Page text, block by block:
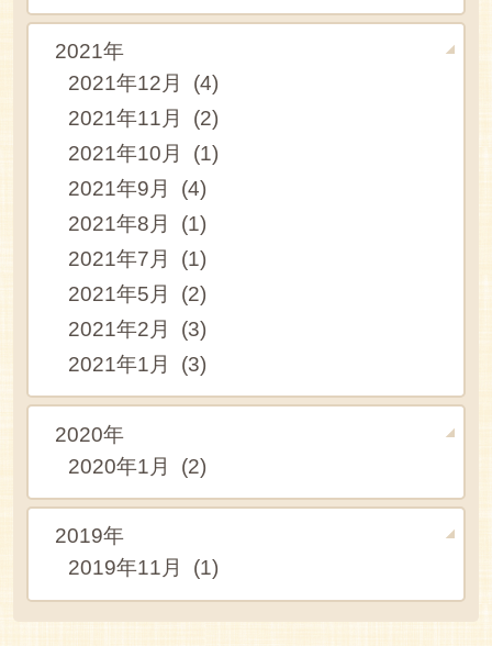
2021年
2021年12月 (4)
2021年11月 (2)
2021年10月 (1)
2021年9月 (4)
2021年8月 (1)
2021年7月 (1)
2021年5月 (2)
2021年2月 (3)
2021年1月 (3)
2020年
2020年1月 (2)
2019年
2019年11月 (1)